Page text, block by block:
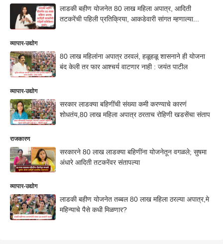
लाडकी बहीण योजनेत 80 लाख महिला अपात्र, आदिती
तटकरेंची पहिली प्रतिक्रिया, आकडेवारी सांगत म्हणाल्या...
व्यापार-उद्योग
80 लाख महिलांना अपात्र ठरवलं, हळूहळू शासनाने ही योजना
बंद केली तर फार आश्चर्य वाटणार नाही : जयंत पाटील
व्यापार-उद्योग
सरकार लाडक्या बहिणींची संख्या कमी करण्याचे कारणं
शोधतंय,80 लाख महिला अपात्र ठरताच रोहिणी खडसेंचा संताप
राजकारण
सरकारने 80 लाख लाडक्या बहि‍णींना योजनेतून वगळले; सुषमा
अंधारे आदिती तटकरेंवर संतापल्या
व्यापार-उद्योग
लाडकी बहीण योजनेत तब्बल 80 लाख महिला ठरल्या अपात्र,मे
महिन्याचे पैसे कधी मिळणार?